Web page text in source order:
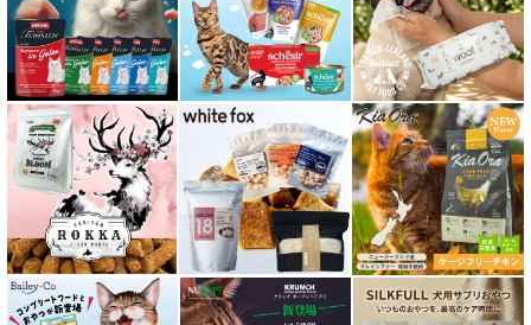
肥満ケア対応 フード for CAT
泌尿器ケア対応 フード for CAT
胃腸ケア対応 フード for CAT
口腔内・喉ケア対応商品 猫用
食欲サポート対応キャットフード